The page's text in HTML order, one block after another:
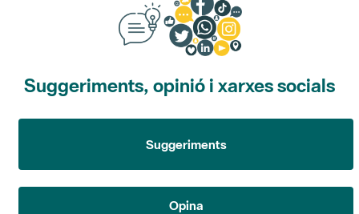
Suggeriments, opinió i xarxes socials
Suggeriments
Opina